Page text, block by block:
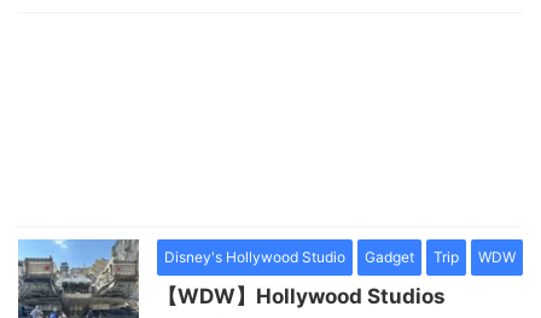
Disney's Hollywood Studio Gadget Trip WDW
【WDW】Hollywood Studios